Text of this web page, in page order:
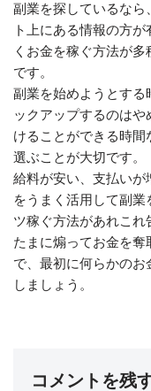
副業を探しているなら
ト上にある情報の方
くお金を稼ぐ方法が
です。
副業を始めようとす
ックアップするのは
けることができる時
選ぶことが大切です。
給料が安い、支払いが
をうまく活用して副
ツ稼ぐ方法があれこれ
たまに煽ってお金を
で、最初に何らかの
しましょう。
コメントを残